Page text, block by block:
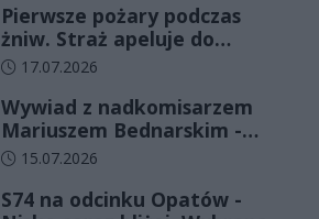
ślubowanie
Pierwsze pożary podczas
żniw. Straż apeluje do
rolników o ostrożność
Data dodania artykułu:
17.07.2026
Wywiad z nadkomisarzem
Mariuszem Bednarskim -
Wydział Ruchu Drogowego
w Kielcach
Data dodania artykułu:
15.07.2026
S74 na odcinku Opatów -